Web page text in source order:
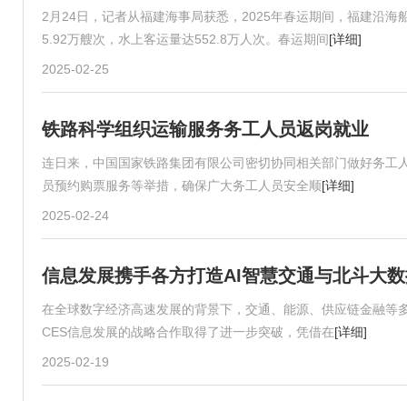
2月24日，记者从福建海事局获悉，2025年春运期间，福建沿
5.92万艘次，水上客运量达552.8万人次。春运期间[详细]
2025-02-25
铁路科学组织运输服务务工人员返岗就业
连日来，中国国家铁路集团有限公司密切协同相关部门做好务
员预约购票服务等举措，确保广大务工人员安全顺[详细]
2025-02-24
信息发展携手各方打造AI智慧交通与北斗大
在全球数字经济高速发展的背景下，交通、能源、供应链金融
CES信息发展的战略合作取得了进一步突破，凭借在[详细]
2025-02-19